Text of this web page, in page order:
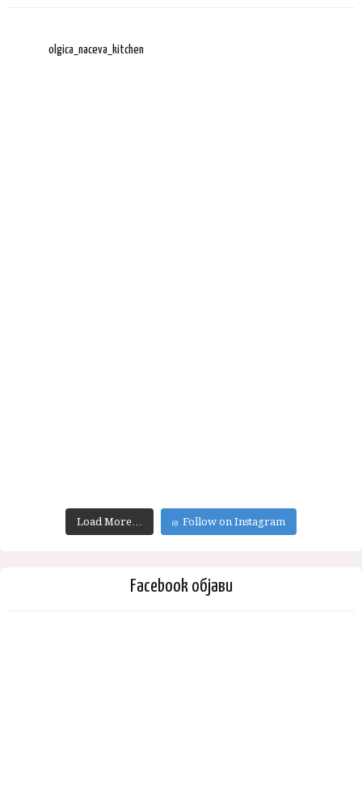
olgica_naceva_kitchen
Load More… Follow on Instagram
Facebook објави